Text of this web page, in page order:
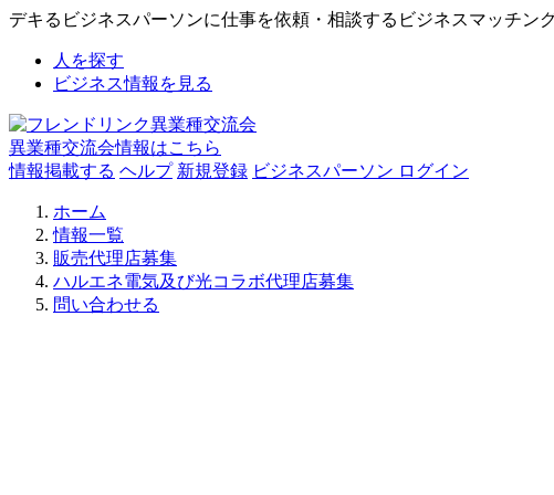
デキるビジネスパーソンに仕事を依頼・相談するビジネスマッチン
人を探す
ビジネス情報を見る
異業種交流会情報はこちら
情報掲載する ヘルプ 新規登録 ビジネスパーソン ログイン
ホーム
情報一覧
販売代理店募集
ハルエネ電気及び光コラボ代理店募集
問い合わせる